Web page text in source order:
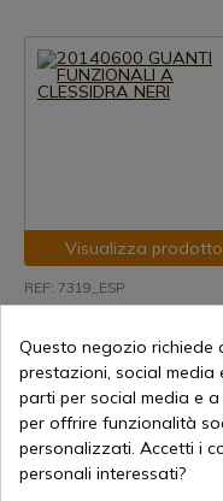
Visualizza prodotto
REF: 7319_ESP
FUNZIONALI A
NERI
Spedizione in 7-15 giorni
76,13 €
Questo negozio richiede
prestazioni, social media
parti per social media e
per offrire funzionalità
personalizzati. Accetti i
personali interessati?